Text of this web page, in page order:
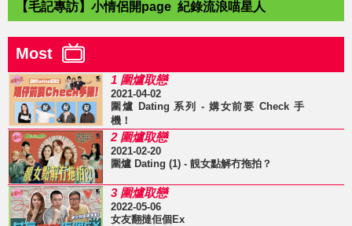
【毛記專訪】小情侶開page 紀錄流浪喵星人
Most
1 圍爐取戀
2021-04-02
圍爐 Dating 系列 - 媾女前要 Check 手
機！
2 圍爐取戀
2021-02-20
圍爐 Dating (1) - 靚女點解冇拖拍？
3 圍爐取戀
2022-05-06
女友翻撻佢個Ex